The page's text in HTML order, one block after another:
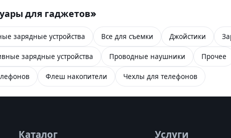
для гаджетов»
зарядные устройства Все для съемки Джойстики
зарядные устройства Проводные наушники Прочее
Флеш накопители Чехлы для телефонов
Каталог Услуги